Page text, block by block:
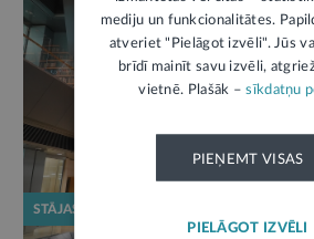
STĀJAS SPĒKĀ
mediju un funkcionalitātes.
atveriet "Pielāgot izvēli". Jūs
brīdī mainīt savu izvēli,
vietnē. Plašāk –sīkdatņu
PIEŅEMT VISAS
PIELĀGOT IZVĒLI